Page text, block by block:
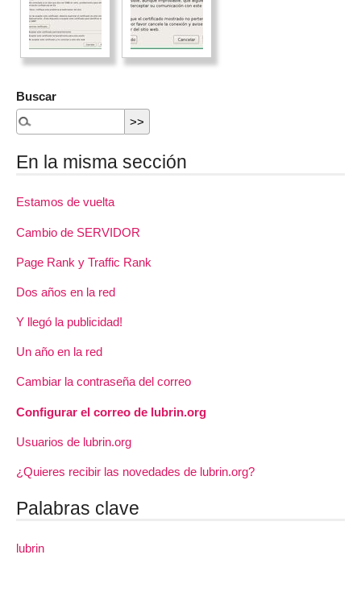
Buscar
En la misma sección
Estamos de vuelta
Cambio de SERVIDOR
Page Rank y Traffic Rank
Dos años en la red
Y llegó la publicidad!
Un año en la red
Cambiar la contraseña del correo
Configurar el correo de lubrin.org
Usuarios de lubrin.org
¿Quieres recibir las novedades de lubrin.org?
Palabras clave
lubrin